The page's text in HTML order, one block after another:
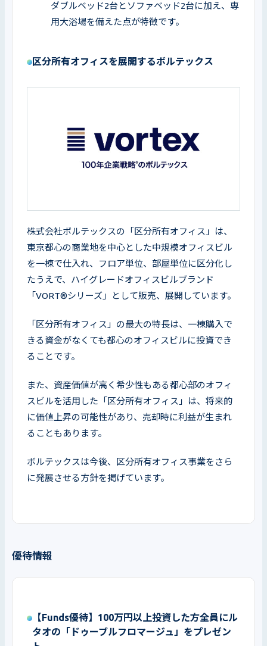
ダブルベッド2台とソファベッド2台に加え、専
用大浴場を備えた点が特徴です。
区分所有オフィスを展開するボルテックス
株式会社ボルテックスの「区分所有オフィス」は、
東京都心の商業地を中心とした中規模オフィスビル
を一棟で仕入れ、フロア単位、部屋単位に区分化し
たうえで、ハイグレードオフィスビルブランド
「VORT®シリーズ」として販売、展開しています。
「区分所有オフィス」の最大の特長は、一棟購入で
きる資金がなくても都心のオフィスビルに投資でき
ることです。
また、資産価値が高く希少性もある都心部のオフィ
スビルを活用した「区分所有オフィス」は、将来的
に価値上昇の可能性があり、売却時に利益が生まれ
ることもあります。
ボルテックスは今後、区分所有オフィス事業をさら
に発展させる方針を掲げています。
優待情報
【Funds優待】100万円以上投資した方全員にル
タオの「ドゥーブルフロマージュ」をプレゼン